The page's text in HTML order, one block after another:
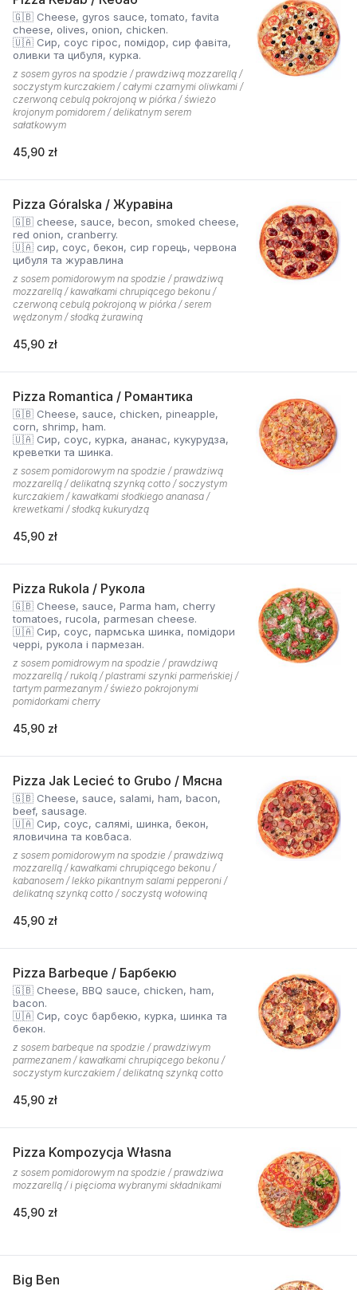
🇬🇧 Cheese, gyros sauce, tomato, favita
cheese, olives, onion, chicken.
🇺🇦 Сир, соус гірос, помідор, сир фавіта,
оливки та цибуля, курка.
z sosem gyros na spodzie / prawdziwą mozzarellą /
soczystym kurczakiem / całymi czarnymi oliwkami /
czerwoną cebulą pokrojoną w piórka / świeżo
krojonym pomidorem / delikatnym serem
sałatkowym
45,90 zł
Pizza Góralska / Журавіна
🇬🇧 cheese, sauce, becon, smoked cheese,
red onion, cranberry.
🇺🇦 сир, соус, бекон, сир горець, червона
цибуля та журавлина
z sosem pomidorowym na spodzie / prawdziwą
mozzarellą / kawałkami chrupiącego bekonu /
czerwoną cebulą pokrojoną w piórka / serem
wędzonym / słodką żurawiną
45,90 zł
Pizza Romantica / Романтика
🇬🇧 Cheese, sauce, chicken, pineapple,
corn, shrimp, ham.
🇺🇦 Сир, соус, курка, ананас, кукурудза,
креветки та шинка.
z sosem pomidorowym na spodzie / prawdziwą
mozzarellą / delikatną szynką cotto / soczystym
kurczakiem / kawałkami słodkiego ananasa /
krewetkami / słodką kukurydzą
45,90 zł
Pizza Rukola / Рукола
🇬🇧 Cheese, sauce, Parma ham, cherry
tomatoes, rucola, parmesan cheese.
🇺🇦 Сир, соус, пармська шинка, помідори
черрі, рукола і пармезан.
z sosem pomidrowym na spodzie / prawdziwą
mozzarellą / rukolą / plastrami szynki parmeńskiej /
tartym parmezanym / świeżo pokrojonymi
pomidorkami cherry
45,90 zł
Pizza Jak Lecieć to Grubo / Мясна
🇬🇧 Cheese, sauce, salami, ham, bacon,
beef, sausage.
🇺🇦 Сир, соус, салямі, шинка, бекон,
яловичина та ковбаса.
z sosem pomidorowym na spodzie / prawdziwą
mozzarellą / kawałkami chrupiącego bekonu /
kabanosem / lekko pikantnym salami pepperoni /
delikatną szynką cotto / soczystą wołowiną
45,90 zł
Pizza Barbeque / Барбекю
🇬🇧 Cheese, BBQ sauce, chicken, ham,
bacon.
🇺🇦 Сир, соус барбекю, курка, шинка та
бекон.
z sosem barbeque na spodzie / prawdziwym
parmezanem / kawałkami chrupiącego bekonu /
soczystym kurczakiem / delikatną szynką cotto
45,90 zł
Pizza Kompozycja Własna
z sosem pomidorowym na spodzie / prawdziwa
mozzarellą / i pięcioma wybranymi składnikami
45,90 zł
Big Ben